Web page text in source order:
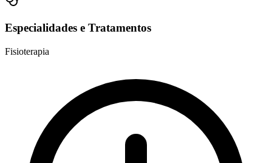
Especialidades e Tratamentos
Fisioterapia